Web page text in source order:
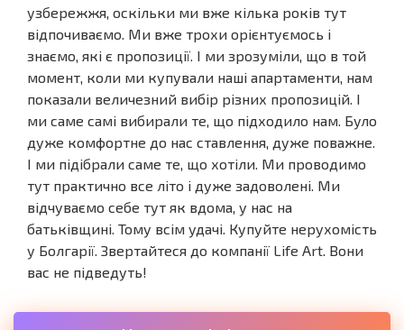
узбережжя, оскільки ми вже кілька років тут
відпочиваємо. Ми вже трохи орієнтуємось і
знаємо, які є пропозиції. І ми зрозуміли, що в той
момент, коли ми купували наші апартаменти, нам
показали величезний вибір різних пропозицій. І
ми саме самі вибирали те, що підходило нам. Було
дуже комфортне до нас ставлення, дуже поважне.
І ми підібрали саме те, що хотіли. Ми проводимо
тут практично все літо і дуже задоволені. Ми
відчуваємо себе тут як вдома, у нас на
батьківщині. Тому всім удачі. Купуйте нерухомість
у Болгарії. Звертайтеся до компанії Life Art. Вони
вас не підведуть!